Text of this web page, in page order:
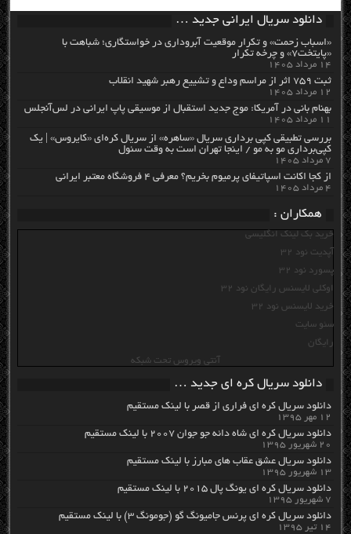
دانلود سریال ایرانی جدید …
«اسباب زحمت» و تکرار موقعیت آبروداری در خواستگاری؛ شباهت با
«پایتخت۷» و چرخه تکرار
۱۴ مرداد ۱۴۰۵
ثبت ۷۵۹ اثر از مراسم وداع و تشییع رهبر شهید انقلاب
۱۲ مرداد ۱۴۰۵
بهنام بانی در آمریکا: موج جدید استقبال از موسیقی پاپ ایرانی در لس‌آنجلس
۱۱ مرداد ۱۴۰۵
بررسی تطبیقی کپی برداری سریال «ساهره» از سریال کره‌ای «کایروس» | یک
کپی‌برداری مو به مو / اینجا تهران است به وقت سئول
۷ مرداد ۱۴۰۵
از کجا اکانت اسپاتیفای پرمیوم بخریم؟ معرفی ۴ فروشگاه معتبر ایرانی
۴ مرداد ۱۴۰۵
همکاران :
خرید بک لینک انگلیسی
آپدیت نود 32
پسورد نود 32
اوکلی لایسنس رایگان نود 32
خرید لایسنس نود 32
سئو سایت
رایگان
آنتی ویروس تحت شبکه
دانلود سریال کره ای جدید …
دانلود سریال کره ای فراری از قصر با لینک مستقیم
۱۲ مهر ۱۳۹۵
دانلود سریال کره ای شاه دائه جو جوان ۲۰۰۷ با لینک مستقیم
۲۰ شهریور ۱۳۹۵
دانلود سریال عشق عقاب های مبارز با لینک مستقیم
۱۳ شهریور ۱۳۹۵
دانلود سریال کره ای یونگ پال ۲۰۱۵ با لینک مستقیم
۷ شهریور ۱۳۹۵
دانلود سریال کره ای پرنس جامیونگ گو (جومونگ ۳) با لینک مستقیم
۱۴ تیر ۱۳۹۵